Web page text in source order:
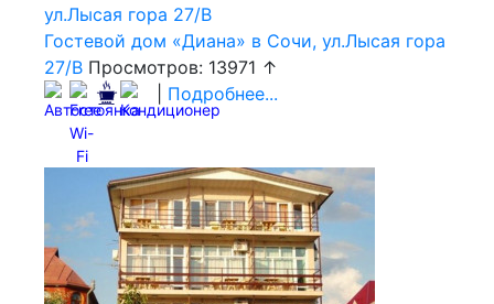
Гостевой дом «Диана» в Сочи, ул.Лысая гора
27/В Просмотров: 13971 ↑
Подробнее...